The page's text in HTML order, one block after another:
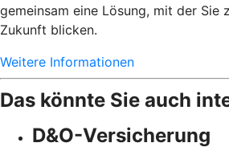
gemeinsam eine Lösung, mit der Sie
Zukunft blicken.
Weitere Informationen
Das könnte Sie auch
D&O-Versicherung